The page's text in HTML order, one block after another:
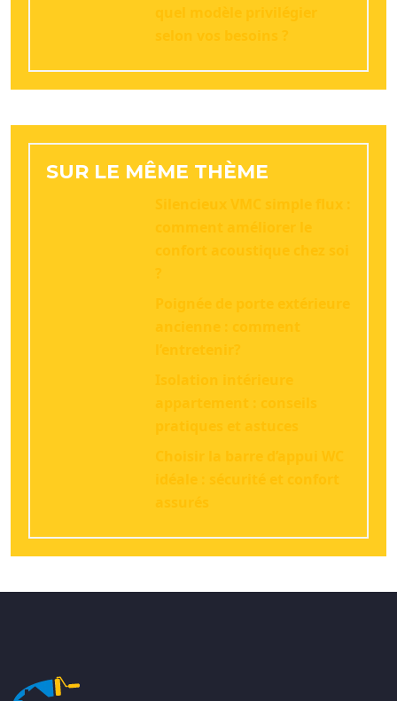
quel modèle privilégier
selon vos besoins ?
SUR LE MÊME THÈME
Silencieux VMC simple flux :
comment améliorer le
confort acoustique chez soi
?
Poignée de porte extérieure
ancienne : comment
l’entretenir?
Isolation intérieure
appartement : conseils
pratiques et astuces
Choisir la barre d’appui WC
idéale : sécurité et confort
assurés